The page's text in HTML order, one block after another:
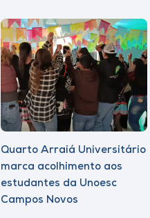
Quarto Arraiá Universitário
marca acolhimento aos
estudantes da Unoesc
Campos Novos